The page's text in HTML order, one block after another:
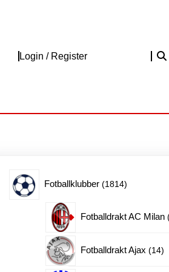
Login / RegisterLogin
Fotballklubber 18141814
Fotballdrakt AC Milan
Fotballdrakt Ajax 1414